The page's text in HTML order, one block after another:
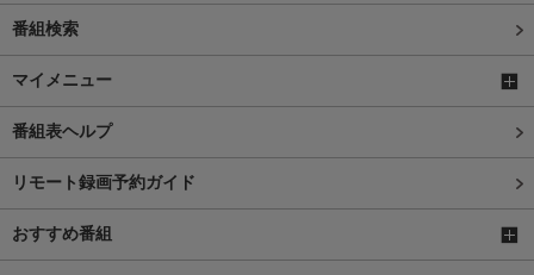
番組検索
マイメニュー
番組表ヘルプ
リモート録画予約ガイド
おすすめ番組